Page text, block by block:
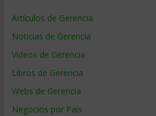
Artículos de Gerencia
Noticias de Gerencia
Videos de Gerencia
Libros de Gerencia
Webs de Gerencia
Negocios por País